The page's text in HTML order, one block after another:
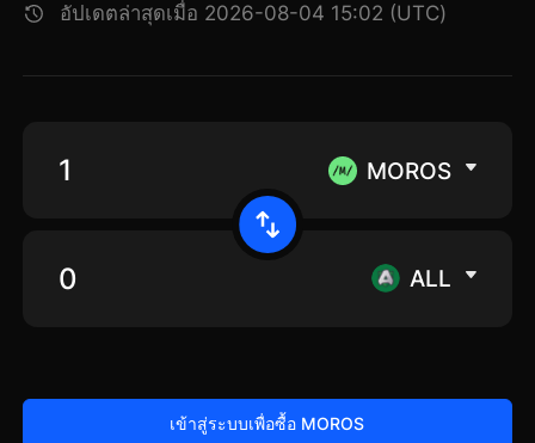
อัปเดตล่าสุดเมื่อ 2026-08-04 15:02 (UTC)
MOROS
ALL
เข้าสู่ระบบเพื่อซื้อ MOROS